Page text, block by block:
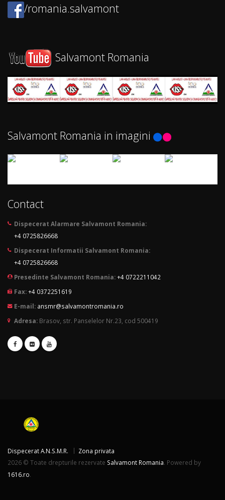
/romania.salvamont
Salvamont Romania
Salvamont Romania in imagini
Contact
Dispecerat Alarmare Salvamont Romania:
+4 0725826668
Dispecerat Informatii Salvamont Romania:
+4 0725826668
Presedinte Salvamont Romania:+4 0722211042
Fax:+4 0372251619
E-mail: ansmr@salvamontromania.ro
Adresa: Brasov, str. Panselelor Nr.23, cod 500419
Dispecerat A.N.S.M.R.
Zona privata
2026 © Toate drepturile rezervate Salvamont Romania. Powered by
1616.ro.